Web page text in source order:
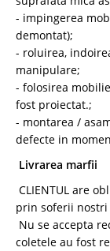
- impingerea
demontat);
- roluirea,
manipulare;
- folosirea
fost proiectat.;
- montarea /
defecte in
Livrarea marfii
CLIENTUL are
prin soferii nostri
Nu se accepta
coletele au fost